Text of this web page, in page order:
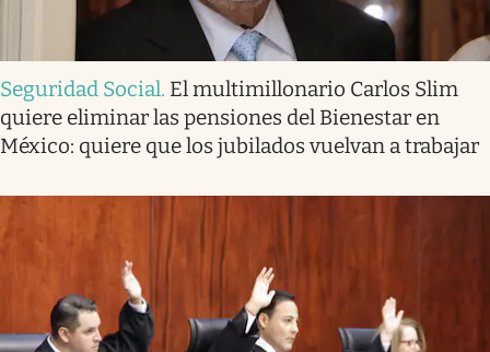
Seguridad Social. El multimillonario Carlos Slim
quiere eliminar las pensiones del Bienestar en
México: quiere que los jubilados vuelvan a trabajar